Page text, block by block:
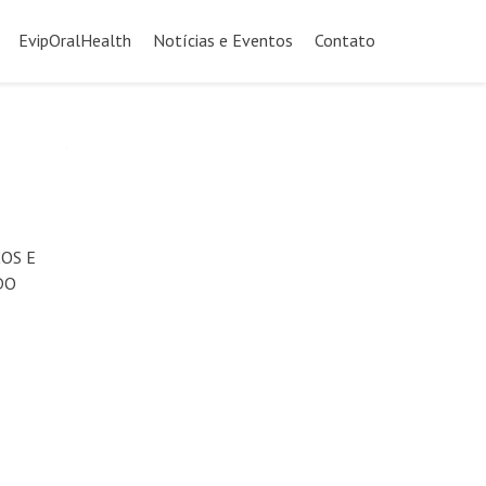
EvipOralHealth Notícias e Eventos Contato
E